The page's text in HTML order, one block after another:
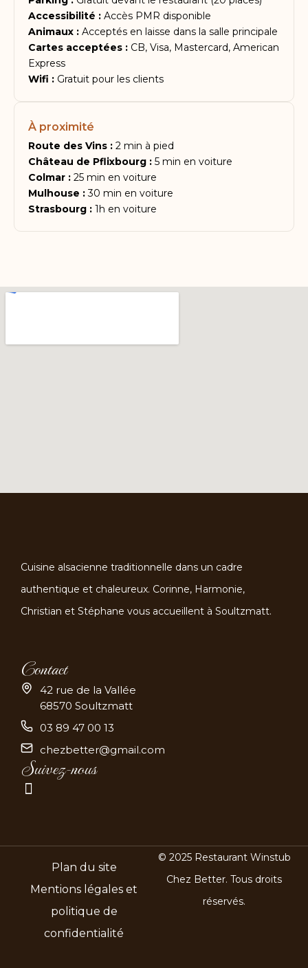
Accessibilité : Accès PMR disponible
Animaux : Acceptés en laisse dans la salle principale
Cartes acceptées : CB, Visa, Mastercard, American
Express
Wifi : Gratuit pour les clients
À proximité
Route des Vins : 2 min à pied
Château de Pflixbourg : 5 min en voiture
Colmar : 25 min en voiture
Mulhouse :30 min en voiture
Strasbourg : 1h en voiture
Cuisine alsacienne traditionnelle dans un cadre
authentique et chaleureux. Corinne, Harmonie,
Christian et Stéphane vous accueillent à Soultzmatt.
Contact
42 rue de la Vallée
68570 Soultzmatt
03 89 47 00 13
chezbetter@gmail.com
Suivez-nous
Plan du site
Mentions légales et
politique de
confidentialité
© 2025 Restaurant Winstub
Chez Better. Tous droits
réservés.